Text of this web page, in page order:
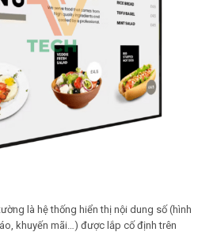
là hệ thống hiển thị nội dung số (hình
khuyến mãi…) được lắp cố định trên